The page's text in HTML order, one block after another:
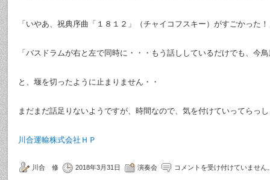
「いやあ、祝典序曲「１８１２」（チャイコフスキー）がすごかった
「バスドラムが右と左で同時に・・・もう話ししているだけでも、今
と、堰を切ったように止まりません・・
まだまだ話足りないようですが、時間なので、気を付けていってらっ
川合運輸株式会社ＨＰ
川合 修 2018年3月31日 演奏会 コメントを受け付けていません